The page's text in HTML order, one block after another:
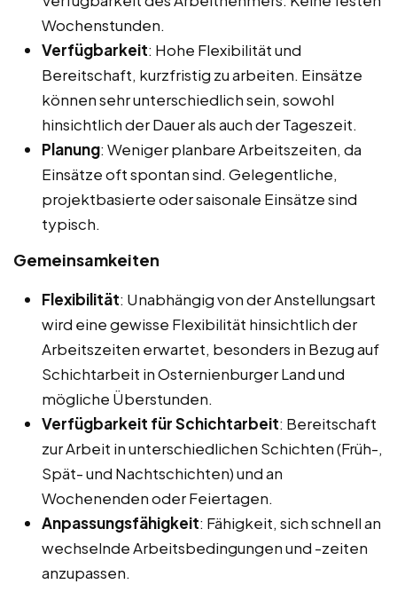
Wochenstunden.
Verfügbarkeit: Hohe Flexibilität und
Bereitschaft, kurzfristig zu arbeiten. Einsätze
können sehr unterschiedlich sein, sowohl
hinsichtlich der Dauer als auch der Tageszeit.
Planung: Weniger planbare Arbeitszeiten, da
Einsätze oft spontan sind. Gelegentliche,
projektbasierte oder saisonale Einsätze sind
typisch.
Gemeinsamkeiten
Flexibilität: Unabhängig von der Anstellungsart
wird eine gewisse Flexibilität hinsichtlich der
Arbeitszeiten erwartet, besonders in Bezug auf
Schichtarbeit in Osternienburger Land und
mögliche Überstunden.
Verfügbarkeit für Schichtarbeit: Bereitschaft
zur Arbeit in unterschiedlichen Schichten (Früh-,
Spät- und Nachtschichten) und an
Wochenenden oder Feiertagen.
Anpassungsfähigkeit: Fähigkeit, sich schnell an
wechselnde Arbeitsbedingungen und -zeiten
anzupassen.